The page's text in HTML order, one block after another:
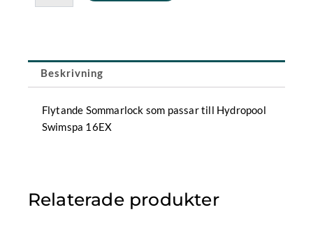
16EX
Beskrivning
Flytande Sommarlock som passar till Hydropool
Swimspa 16EX
Relaterade produkter